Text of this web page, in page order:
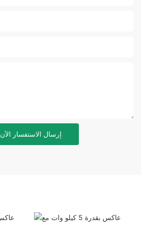
إرسال الاستفسار الآن